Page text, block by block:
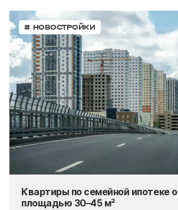
# НОВОСТРОЙКИ
Квартиры по семейной ипотеке
площадью 30–45 м²